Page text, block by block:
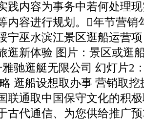
践内容为事务中若何处理
内容进行规划。年节营销
宁巫水滨江景区逛船运营
逛新体验 图片：景区或逛
驰逛艇无限公司 幻灯片2
逛船设想取办事 营销取
联通取中国保守文化的积
古代通信、为您供给推广